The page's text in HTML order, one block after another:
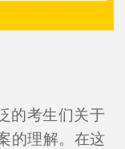
的考生们关于
的理解。在这